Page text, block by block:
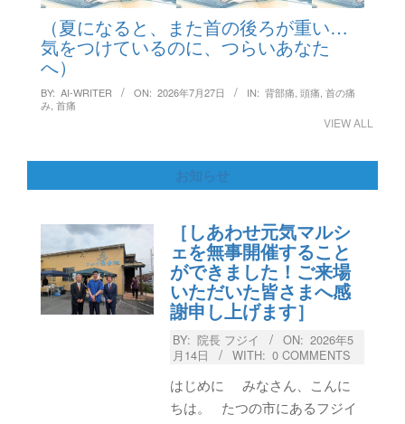
（夏になると、また首の後ろが重い…
気をつけているのに、つらいあなた
へ）
BY: AI-WRITER ON: 2026年7月27日 IN: 背部痛 頭痛 首の痛
み 首痛
VIEW ALL
お知らせ
［しあわせ元気マルシ
ェを無事開催すること
ができました！ご来場
いただいた皆さまへ感
謝申し上げます］
BY: 院長 フジイ ON: 2026年5
月14日
WITH: 0 COMMENTS
はじめに みなさん、こんに
ちは。 たつの市にあるフジイ